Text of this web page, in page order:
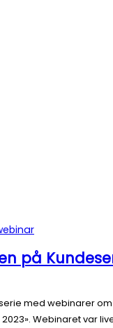
på
med webinarer
Webinaret var